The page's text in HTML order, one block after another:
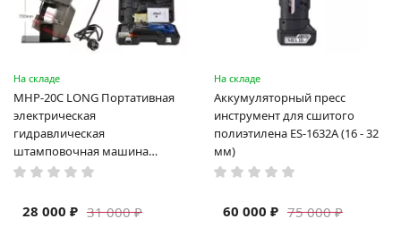
На складе
MHP-20C LONG Портативная
электрическая
гидравлическая
штамповочная машина
высокая мощность и мощный
машина
31 000 ₽
28 000 ₽
На складе
Аккумуляторный пресс
инструмент для сшитого
полиэтилена ES-1632A (16 - 32
мм)
75 000 ₽
60 000 ₽